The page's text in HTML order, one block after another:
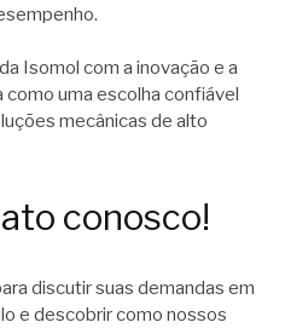
Isomol com a inovação e a
uma escolha confiável
mecânicas de alto
conosco!
discutir suas demandas em
e descobrir como nossos